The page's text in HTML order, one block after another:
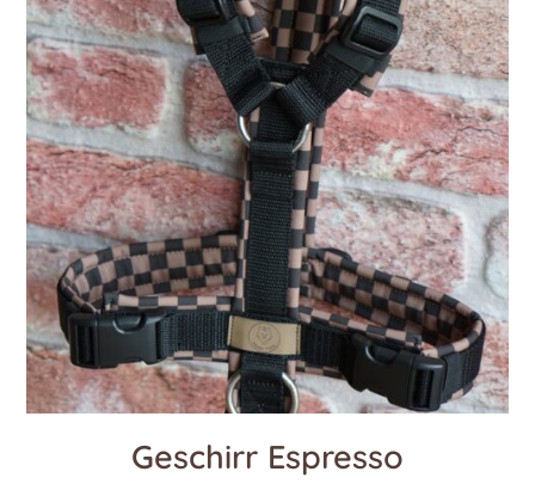
Geschirr Espresso